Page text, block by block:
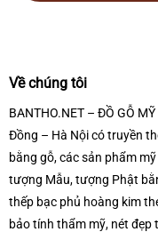
Về chúng tôi
BANTHO.NET – ĐỒ GỖ
Đồng – Hà Nội có truyền
bằng gỗ, các sản phẩm
tượng Mẫu, tượng Phật
thếp bạc phủ hoàng kim
bảo tính thẩm mỹ, nét đẹp